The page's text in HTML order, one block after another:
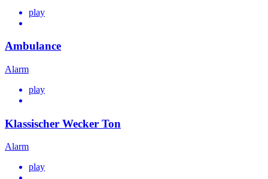
play
Ambulance
Alarm
play
Klassischer Wecker Ton
Alarm
play